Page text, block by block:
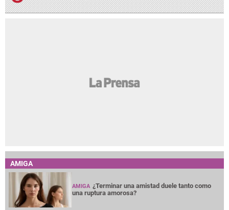
AMIGA
AMIGA ¿Terminar una amistad duele tanto como
una ruptura amorosa?